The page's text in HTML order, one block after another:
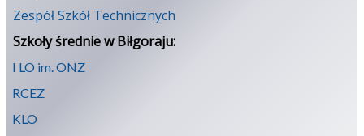
Zespół Szkół Technicznych
Szkoły średnie w Biłgoraju:
I LO im. ONZ
RCEZ
KLO